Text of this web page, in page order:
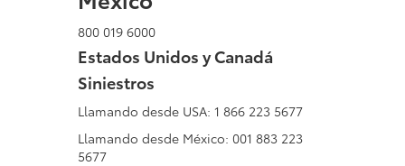
800 019 6000
Estados Unidos y Canadá
Siniestros
Llamando desde USA: 1 866 223 5677
Llamando desde México: 001 883 223
5677